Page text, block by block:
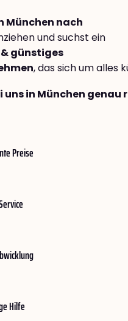
München nach
und suchst ein
günstiges
, das sich um alles
uns in München genau
Preise
Hilfe